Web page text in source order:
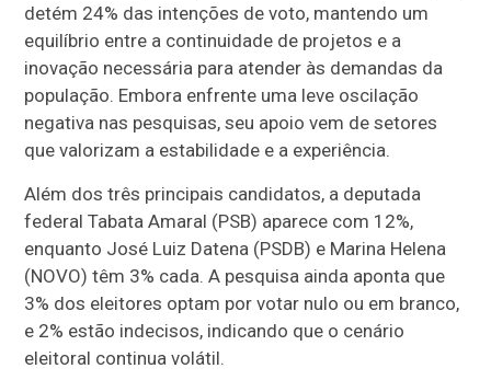
detém 24% das intenções de voto, mantendo um
equilíbrio entre a continuidade de projetos e a
inovação necessária para atender às demandas da
população. Embora enfrente uma leve oscilação
negativa nas pesquisas, seu apoio vem de setores
que valorizam a estabilidade e a experiência.
Além dos três principais candidatos, a deputada
federal Tabata Amaral (PSB) aparece com 12%,
enquanto José Luiz Datena (PSDB) e Marina Helena
(NOVO) têm 3% cada. A pesquisa ainda aponta que
3% dos eleitores optam por votar nulo ou em branco,
e 2% estão indecisos, indicando que o cenário
eleitoral continua volátil.